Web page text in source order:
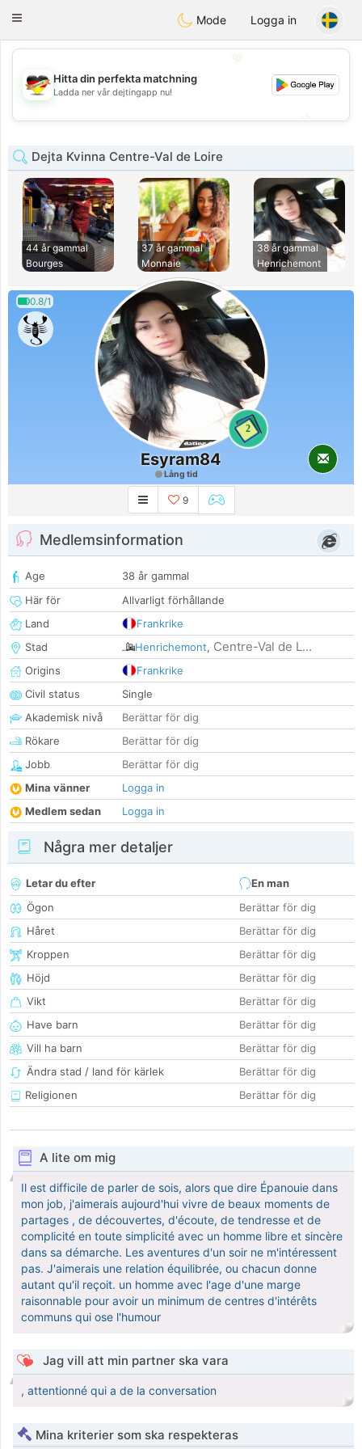
Deutsch Dating
Toggle
Mode Logga in
💖
💕
Hitta din perfekta matchning
Ladda ner vår dejtingapp nu!
Dejta Kvinna Centre-Val de Loire
44 år gammal
Bourges
37 år gammal
Monnaie
38 år gammal
Henrichemont
0.8/1
2
Esyram84
Lång tid
9
Medlemsinformation
Age
38 år gammal
Här för
Allvarligt förhållande
Land
Frankrike
Stad
Henrichemont, Centre-Val de L...
Origins
Frankrike
Civil status
Single
Akademisk nivå
Berättar för dig
Rökare
Berättar för dig
Jobb
Berättar för dig
Mina vänner
Logga in
Medlem sedan
Logga in
Några mer detaljer
Letar du efter
En man
Ögon
Berättar för dig
Håret
Berättar för dig
Kroppen
Berättar för dig
Höjd
Berättar för dig
Vikt
Berättar för dig
Have barn
Berättar för dig
Vill ha barn
Berättar för dig
Ändra stad / land för kärlek
Berättar för dig
Religionen
Berättar för dig
A lite om mig
Il est difficile de parler de sois, alors que dire Épanouie dans
mon job, j'aimerais aujourd'hui vivre de beaux moments de
partages , de découvertes, d'écoute, de tendresse et de
complicité en toute simplicité avec un homme libre et sincère
dans sa démarche. Les aventures d'un soir ne m'intéressent
pas. J'aimerais une relation équilibrée, ou chacun donne
autant qu'il reçoit. un homme avec l'age d'une marge
raisonnable pour avoir un minimum de centres d'intérêts
communs qui ose l'humour
Jag vill att min partner ska vara
, attentionné qui a de la conversation
Mina kriterier som ska respekteras